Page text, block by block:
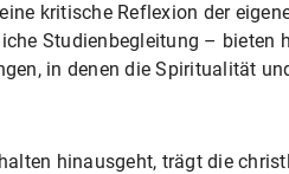
kritische Reflexion der
Studienbe­gleitung – bieten
in denen die Spiritualität
hinausgeht, trägt die